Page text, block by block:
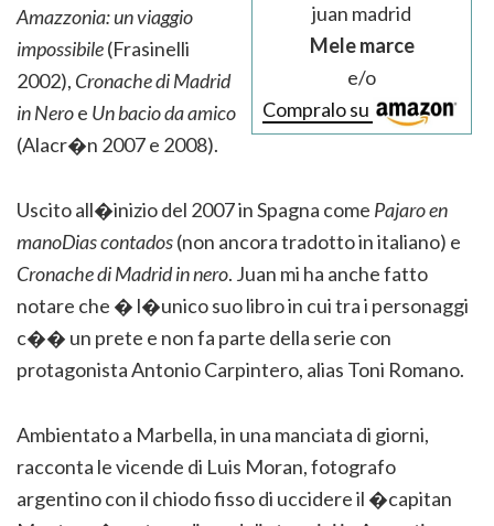
juan madrid
Mele marce
e/o
Compralo su
Amazzonia: un viaggio
impossibile(Frasinelli
2002), Cronache di Madrid
in Neroe Un bacio da amico
(Alacr�n 2007 e 2008).
Uscito all�inizio del 2007 in Spagna come Pajaro en
manoDias contados(non ancora tradotto in italiano) e
Cronache di Madrid in nero. Juan mi ha anche fatto
notare che � l�unico suo libro in cui tra i personaggi
c�� un prete e non fa parte della serie con
protagonista Antonio Carpintero, alias Toni Romano.
Ambientato a Marbella, in una manciata di giorni,
racconta le vicende di Luis Moran, fotografo
argentino con il chiodo fisso di uccidere il �capitan